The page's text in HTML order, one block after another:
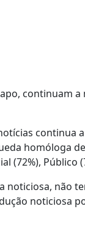
continuam
continua
homóloga
(72%), Público
noticiosa, não
noticiosa